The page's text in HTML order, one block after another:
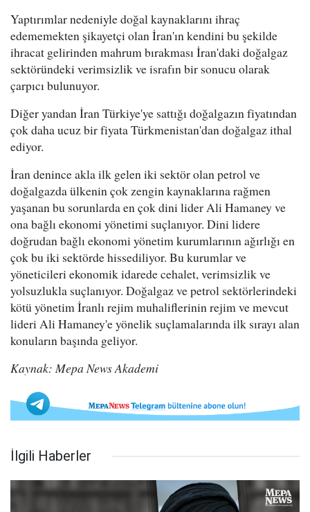
Yaptırımlar nedeniyle doğal kaynaklarını ihraç
edememekten şikayetçi olan İran'ın kendini bu şekilde
ihracat gelirinden mahrum bırakması İran'daki doğalgaz
sektöründeki verimsizlik ve israfın bir sonucu olarak
çarpıcı bulunuyor.
Diğer yandan İran Türkiye'ye sattığı doğalgazın fiyatından
çok daha ucuz bir fiyata Türkmenistan'dan doğalgaz ithal
ediyor.
İran denince akla ilk gelen iki sektör olan petrol ve
doğalgazda ülkenin çok zengin kaynaklarına rağmen
yaşanan bu sorunlarda en çok dini lider Ali Hamaney ve
ona bağlı ekonomi yönetimi suçlanıyor. Dini lidere
doğrudan bağlı ekonomi yönetim kurumlarının ağırlığı en
çok bu iki sektörde hissediliyor. Bu kurumlar ve
yöneticileri ekonomik idarede cehalet, verimsizlik ve
yolsuzlukla suçlanıyor. Doğalgaz ve petrol sektörlerindeki
kötü yönetim İranlı rejim muhaliflerinin rejim ve mevcut
lideri Ali Hamaney'e yönelik suçlamalarında ilk sırayı alan
konuların başında geliyor.
Kaynak: Mepa News Akademi
İlgili Haberler